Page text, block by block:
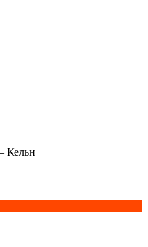
Кельн